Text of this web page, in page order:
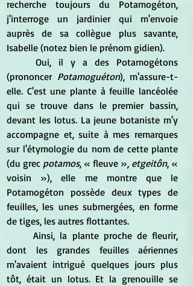
recherche toujours du Potamogéton,
j'interroge un jardinier qui m'envoie
auprès de sa collègue plus savante,
Isabelle (notez bien le prénom gidien).
(prononcer Potamoguéton), m'assure-t-
elle. C'est une plante à feuille lancéolée
qui se trouve dans le premier bassin,
devant les lotus. La jeune botaniste m'y
accompagne et, suite à mes remarques
sur l'étymologie du nom de cette plante
(du grec potamos, « fleuve », etgeitôn, «
voisin »), elle me montre que le
Potamogéton possède deux types de
feuilles, les unes submergées, en forme
de tiges, les autres flottantes.
	Ainsi, la plante proche de fleurir,
dont les grandes feuilles aériennes
m'avaient intrigué quelques jours plus
tôt, était un lotus. Et la grenouille se